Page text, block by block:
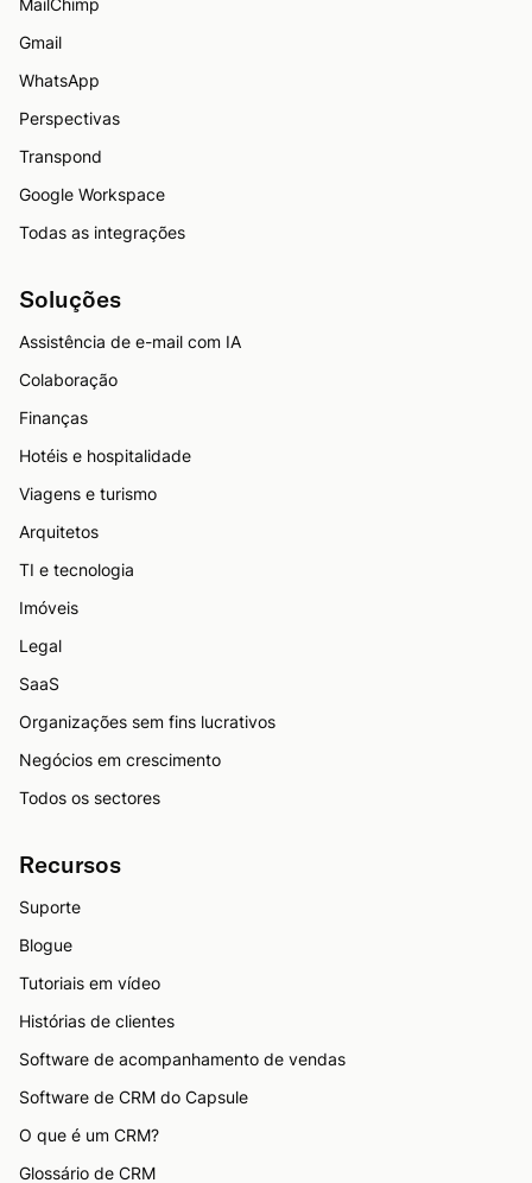
MailChimp
Gmail
WhatsApp
Perspectivas
Transpond
Google Workspace
Todas as integrações
Soluções
Assistência de e-mail com IA
Colaboração
Finanças
Hotéis e hospitalidade
Viagens e turismo
Arquitetos
TI e tecnologia
Imóveis
Legal
SaaS
Organizações sem fins lucrativos
Negócios em crescimento
Todos os sectores
Recursos
Suporte
Blogue
Tutoriais em vídeo
Histórias de clientes
Software de acompanhamento de vendas
Software de CRM do Capsule
O que é um CRM?
Glossário de CRM